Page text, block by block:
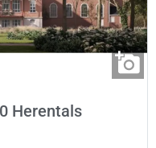
Herentals